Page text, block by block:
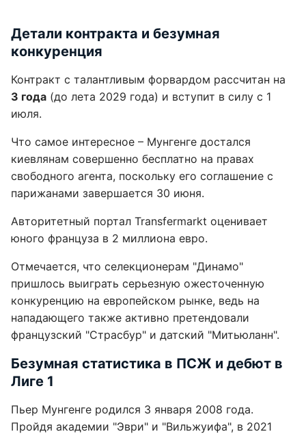
Детали контракта и безумная
конкуренция
Контракт с талантливым форвардом рассчитан на
3 года (до лета 2029 года) и вступит в силу с 1
июля.
Что самое интересное – Мунгенге достался
киевлянам совершенно бесплатно на правах
свободного агента, поскольку его соглашение с
парижанами завершается 30 июня.
Авторитетный портал Transfermarkt оценивает
юного француза в 2 миллиона евро.
Отмечается, что селекционерам "Динамо"
пришлось выиграть серьезную ожесточенную
конкуренцию на европейском рынке, ведь на
нападающего также активно претендовали
французский "Страсбур" и датский "Митьюланн".
Безумная статистика в ПСЖ и дебют в
Лиге 1
Пьер Мунгенге родился 3 января 2008 года.
Пройдя академии "Эври" и "Вильжуифа", в 2021